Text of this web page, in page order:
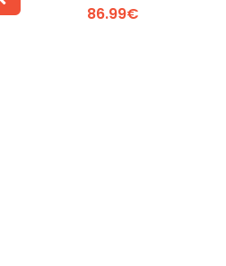
Voir plus +
86.99€